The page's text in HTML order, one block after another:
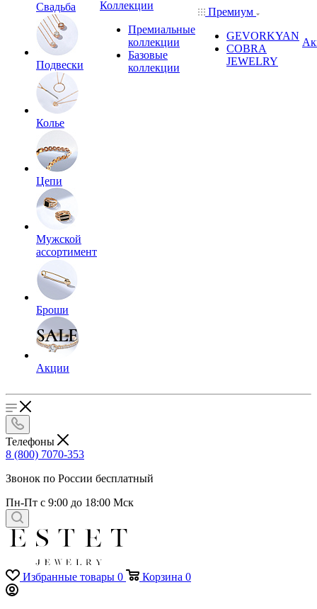
Свадьба
Подвески
Колье
Цепи
Мужской
ассортимент
Броши
Акции
Коллекции
Премиальные
коллекции
Базовые
коллекции
Премиум
GEVORKYAN
COBRA
JEWELRY
Телефоны
8 (800) 7070-353
Звонок по России бесплатный
Пн-Пт с 9:00 до 18:00 Мск
Избранные товары 0 Корзина 0